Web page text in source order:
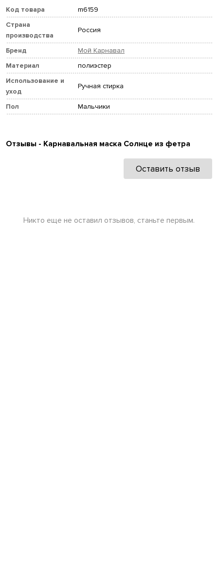
Код товара
m6159
Страна
производства
Россия
Бренд
Мой Карнавал
Материал
полиэстер
Использование и
уход
Ручная стирка
Пол Мальчики
Отзывы - Карнавальная маска Солнце из фетра
Оставить отзыв
Никто еще не оставил отзывов, станьте первым.